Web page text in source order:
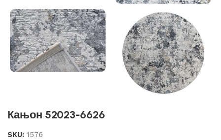
Кањон 52023-6626
SKU: 1576